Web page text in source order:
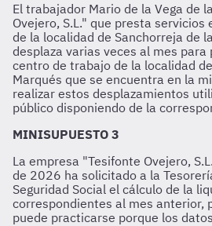
El trabajador Mario de la Vega de
Ovejero, S.L." que presta
de la localidad de Sanchorreja de
desplaza varias veces al mes
centro de trabajo de la localidad
Marqués que se encuentra en la
realizar estos desplazamientos
público disponiendo de la
MINISUPUESTO 3
La empresa "Tesifonte Ovejero,
de 2026 ha solicitado a la
Seguridad Social el cálculo de la
correspondientes al mes anterior,
puede practicarse porque los